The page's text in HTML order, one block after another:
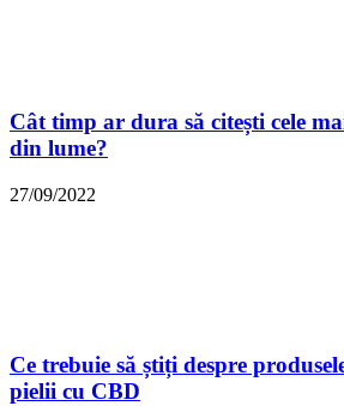
Cât timp ar dura să citești cele
din lume?
27/09/2022
Ce trebuie să știți despre
pielii cu CBD